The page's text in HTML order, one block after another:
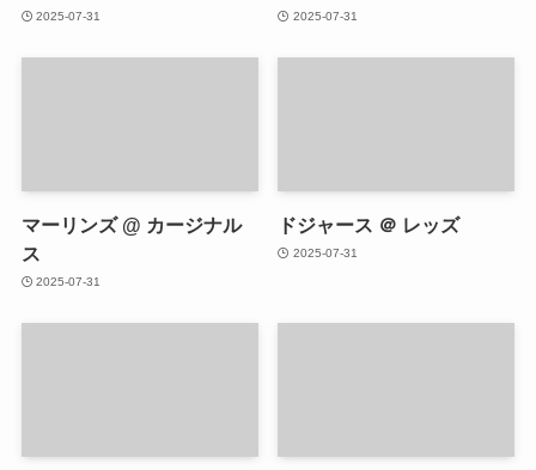
2025-07-31 2025-07-31
マーリンズ @ カージナル
ス
2025-07-31
ドジャース ＠ レッズ
2025-07-31